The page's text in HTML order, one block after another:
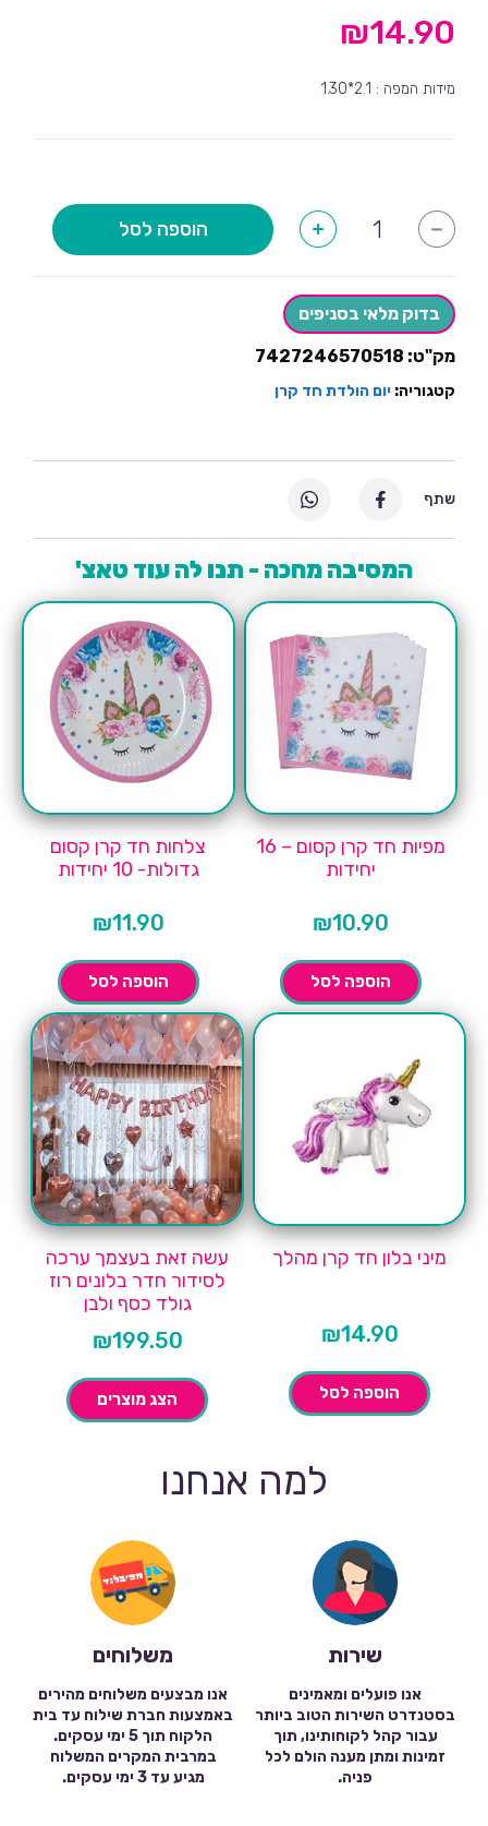
₪14.90
מידות המפה : 2.1*1.30
-
של
הטבעות
זהב
+ הוספה לסל
בדוק מלאי בסניפים
מק"ט: 7427246570518
קטגוריה: יום הולדת חד קרן
המסיבה מחכה - תנו לה עוד טאצ'
מפיות חד קרן קסום – 16
יחידות
₪10.90
הוספה לסל
צלחות חד קרן קסום
גדולות- 10 יחידות
₪11.90
הוספה לסל
מיני בלון חד קרן מהלך
₪14.90
הוספה לסל
עשה זאת בעצמך ערכה
לסידור חדר בלונים רוז
גולד כסף ולבן
₪199.50
הצג מוצרים
שתף
למה אנחנו
שירות
אנו פועלים ומאמינים
בסטנדרט השירות הטוב ביותר
עבור קהל לקוחותינו, תוך
זמינות ומתן מענה הולם לכל
פניה.
משלוחים
אנו מבצעים משלוחים מהירים
באמצעות חברת שילוח עד בית
הלקוח תוך 5 ימי עסקים.
במרבית המקרים המשלוח
מגיע עד 3 ימי עסקים.